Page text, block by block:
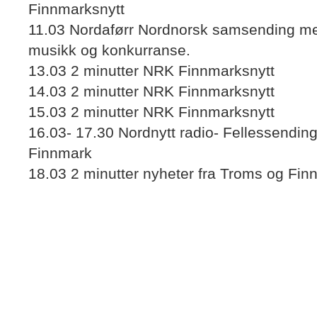
Finnmarksnytt
11.03 Nordaførr Nordnorsk samsending
musikk og konkurranse.
13.03 2 minutter NRK Finnmarksnytt
14.03 2 minutter NRK Finnmarksnytt
15.03 2 minutter NRK Finnmarksnytt
16.03- 17.30 Nordnytt radio-
Finnmark
18.03 2 minutter nyheter fra Troms og